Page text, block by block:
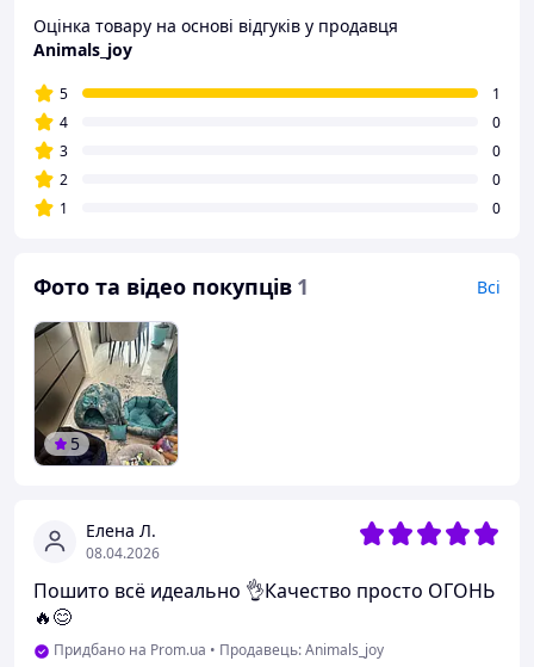
Елена Л.
08.04.2026
Пошито всё идеально 👌Качество просто ОГОНЬ
🔥😊
Придбано на Prom.ua • Продавець: Animals_joy
Оцінка товару на основі відгуків у продавця
Animals_joy
5
1
4
0
3
0
2
0
1
0
Фото та відео покупців 1 Всі
5